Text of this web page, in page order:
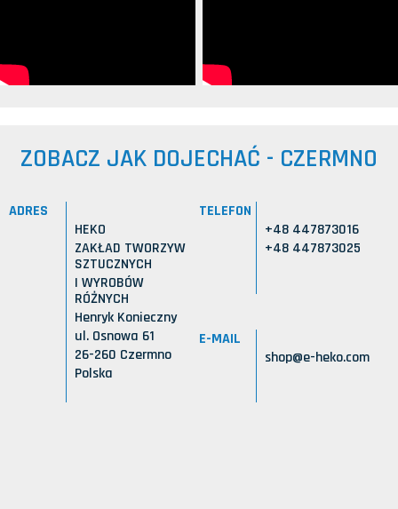
ZOBACZ JAK DOJECHAĆ - CZERMNO
ADRES
HEKO
ZAKŁAD TWORZYW
SZTUCZNYCH
I WYROBÓW
RÓŻNYCH
Henryk Konieczny
ul. Osnowa 61
26-260 Czermno
Polska
TELEFON
+48 447873016
+48 447873025
E-MAIL
shop@e-heko.com